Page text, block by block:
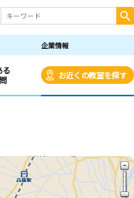
企業情報
る
お近くの教室を探す